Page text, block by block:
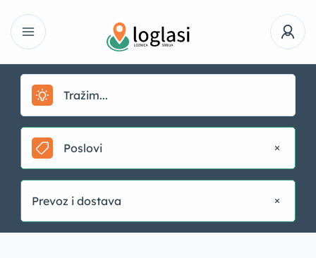
Poslovi
Prevoz i dostava